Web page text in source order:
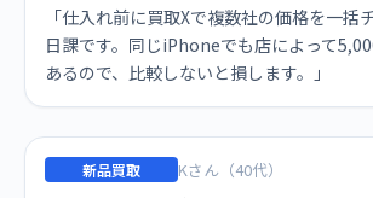
「仕入れ前に買取Xで複数社の価格を一括
日課です。同じiPhoneでも店によって
あるので、比較しないと損します。」
新品買取 Kさん（40代）